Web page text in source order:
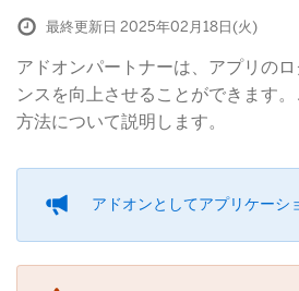
最終更新日 2025年02月18日(火)
アドオンパートナーは、アプリの
ンスを向上させることができます。
方法について説明します。
アドオンとしてアプリケーシ